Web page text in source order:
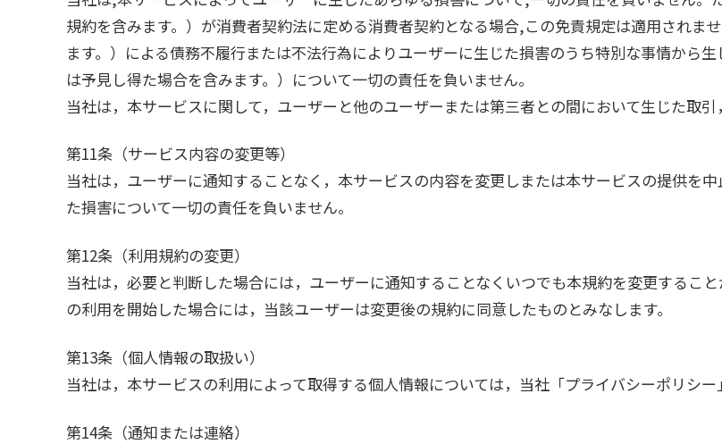
規約を含みます。）が消費者契約法に定める消費者契約となる場合,この免責規定は適用されま
ます。）による債務不履行または不法行為によりユーザーに生じた損害のうち特別な事情から
は予見し得た場合を含みます。）について一切の責任を負いません。
当社は，本サービスに関して，ユーザーと他のユーザーまたは第三者との間において生じた取
第11条（サービス内容の変更等）
当社は，ユーザーに通知することなく，本サービスの内容を変更しまたは本サービスの提供を
た損害について一切の責任を負いません。
第12条（利用規約の変更）
当社は，必要と判断した場合には，ユーザーに通知することなくいつでも本規約を変更するこ
の利用を開始した場合には，当該ユーザーは変更後の規約に同意したものとみなします。
第13条（個人情報の取扱い）
当社は，本サービスの利用によって取得する個人情報については，当社「プライバシーポリシー
第14条（通知または連絡）